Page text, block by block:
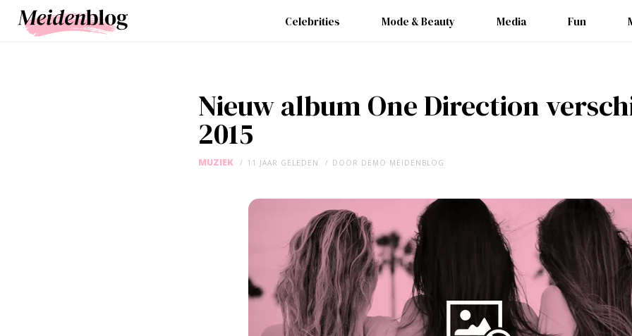
Celebrities Mode & Beauty Media Fun
Nieuw album One Direction
2015
MUZIEK 11 JAAR GELEDEN DOOR DEMO MEIDENBLOG